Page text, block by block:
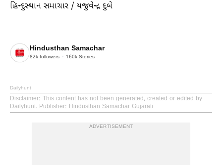
હિન્દુસ્થાન સમાચાર / યજુવેન્દ્ર દુબે
Hindusthan Samachar
82k followers 160k Stories
Dailyhunt
Disclaimer: This content has not been generated, created or edited by
Dailyhunt. Publisher: Hindusthan Samachar Gujarati
ADVERTISEMENT